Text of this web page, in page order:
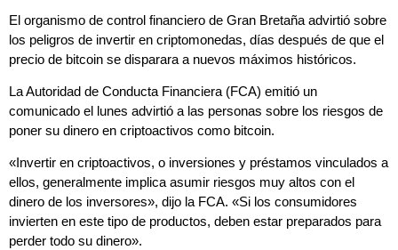
El organismo de control financiero de Gran Bretaña advirtió sobre
los peligros de invertir en criptomonedas, días después de que el
precio de bitcoin se disparara a nuevos máximos históricos.
La Autoridad de Conducta Financiera (FCA) emitió un
comunicado el lunes advirtió a las personas sobre los riesgos de
poner su dinero en criptoactivos como bitcoin.
«Invertir en criptoactivos, o inversiones y préstamos vinculados a
ellos, generalmente implica asumir riesgos muy altos con el
dinero de los inversores», dijo la FCA. «Si los consumidores
invierten en este tipo de productos, deben estar preparados para
perder todo su dinero».